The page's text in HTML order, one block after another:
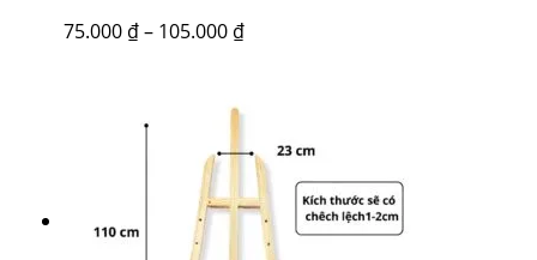
có
thể
được
75.000 ₫ – 105.000 ₫Khoảng
105.000 ₫